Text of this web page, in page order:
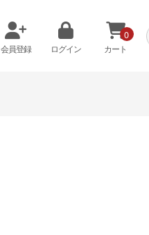
会員登録 ログイン
0
カート